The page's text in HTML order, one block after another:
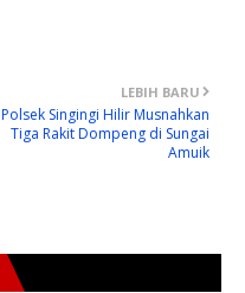
LEBIH BARU
Polsek Singingi Hilir Musnahkan
Tiga Rakit Dompeng di Sungai
Amuik